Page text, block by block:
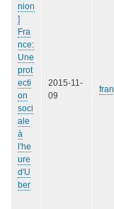
nion
]
Fra
nce:
Une
prot
ecti
on
soci
ale
à
l'he
ure
d'U
ber
2015-11-
09